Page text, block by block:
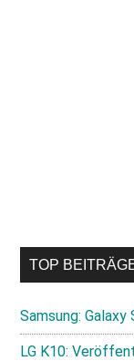
TOP
Samsung:
LG K10: